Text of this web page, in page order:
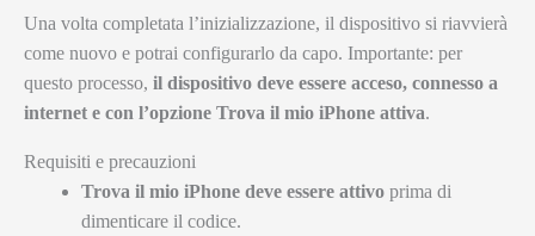
Una volta completata l’inizializzazione, il dispositivo si riavvierà
come nuovo e potrai configurarlo da capo. Importante: per
questo processo, il dispositivo deve essere acceso, connesso a
internet e con l’opzione Trova il mio iPhone attiva.
Requisiti e precauzioni
Trova il mio iPhone deve essere attivo prima di
dimenticare il codice.